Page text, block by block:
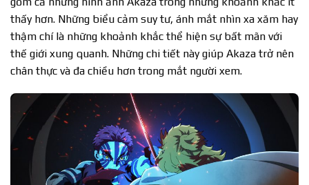
thấy hơn. Những biểu cảm suy tư, ánh mắt nhìn xa xăm hay
thậm chí là những khoảnh khắc thể hiện sự bất mãn với
thế giới xung quanh. Những chi tiết này giúp Akaza trở nên
chân thực và đa chiều hơn trong mắt người xem.